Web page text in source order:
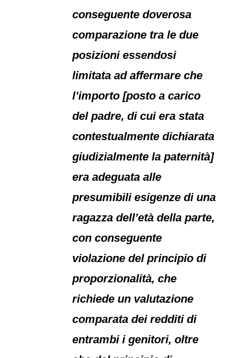
conseguente doverosa
comparazione tra le due
posizioni essendosi
limitata ad affermare che
l’importo [posto a carico
del padre, di cui era stata
contestualmente dichiarata
giudizialmente la paternità]
era adeguata alle
presumibili esigenze di una
ragazza dell’età della parte,
con conseguente
violazione del principio di
proporzionalità, che
richiede un valutazione
comparata dei redditi di
entrambi i genitori, oltre